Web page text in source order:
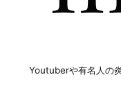
Youtuberや有名人の